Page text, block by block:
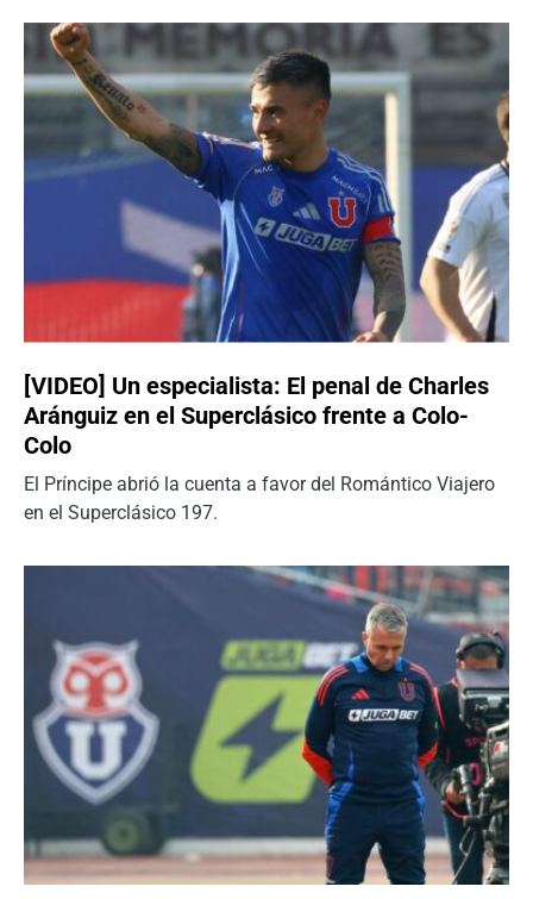
[VIDEO] Un especialista: El penal de Charles
Aránguiz en el Superclásico frente a Colo-
Colo
El Príncipe abrió la cuenta a favor del Romántico Viajero
en el Superclásico 197.